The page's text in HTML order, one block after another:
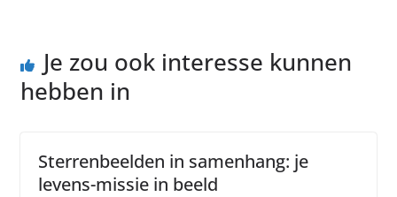
Je zou ook interesse kunnen
hebben in
Sterrenbeelden in samenhang: je
levens-missie in beeld